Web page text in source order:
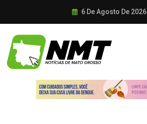
6 De Agosto De 2026